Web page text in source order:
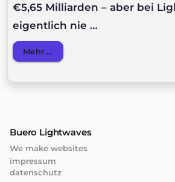
€5,65 Milliarden – aber bei
eigentlich nie …
Mehr … Details
Buero Lightwaves
We make websites
impressum
datenschutz